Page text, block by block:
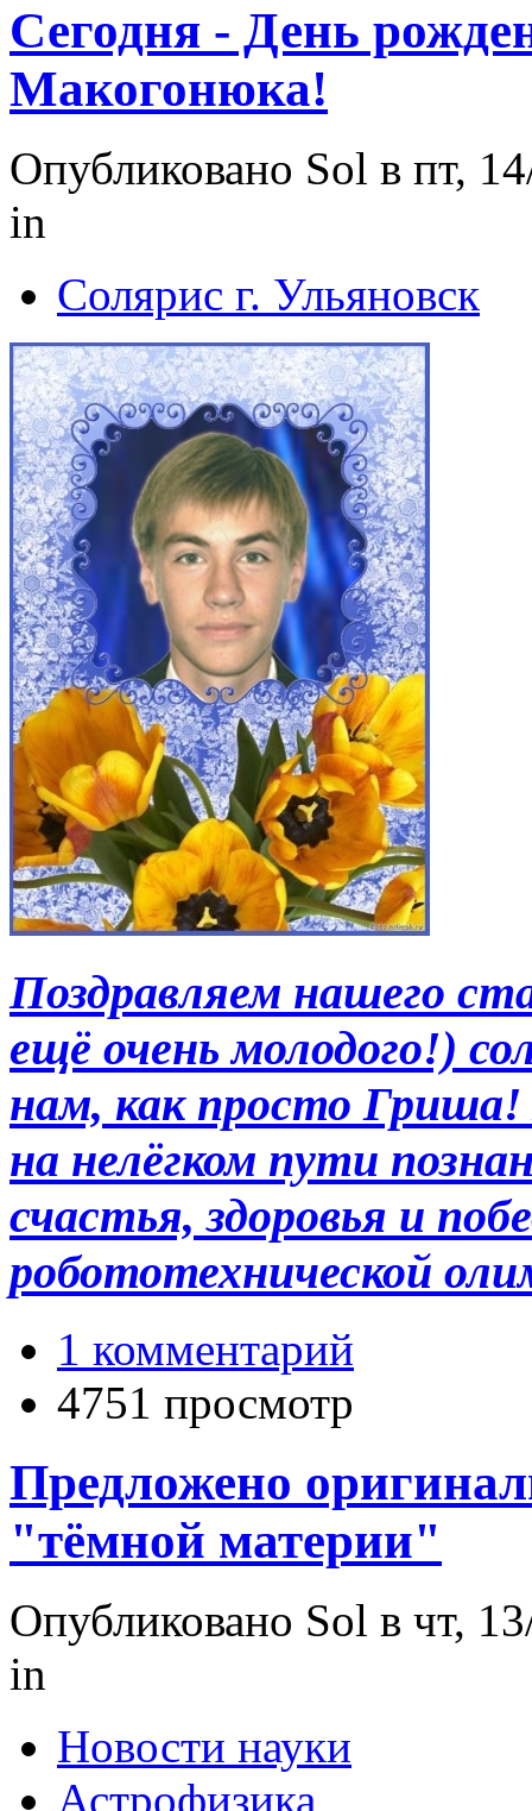
Сегодня - День
Макогонюка!
Опубликовано Sol в пт,
in
Солярис г. Ульяновск
Поздравляем нашего
ещё очень молодого!)
нам, как просто Гриша!
на нелёгком пути
счастья, здоровья и
робототехнической
1 комментарий
4751 просмотр
Предложено
"тёмной материи"
Опубликовано Sol в чт,
in
Новости науки
Астрофизика